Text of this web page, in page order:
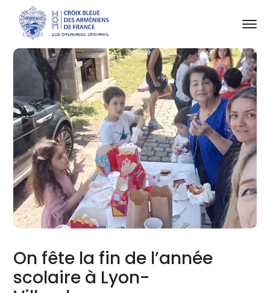
On fête la fin de l’année
scolaire à Lyon-